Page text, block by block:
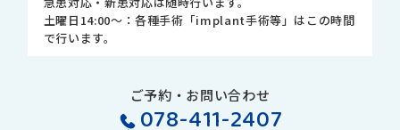
土曜日14:00～：各種手術「implant手術等」はこの時間
で行います。
ご予約・お問い合わせ
078-411-2407